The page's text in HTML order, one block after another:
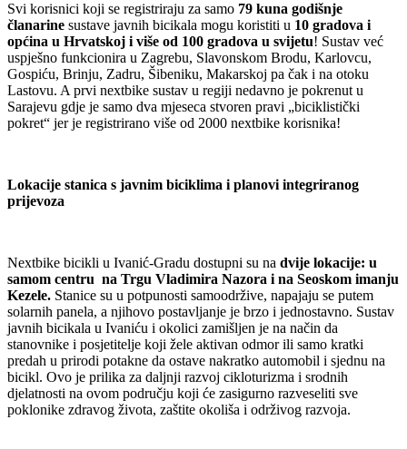
Svi korisnici koji se registriraju za samo 79 kuna godišnje
članarine sustave javnih bicikala mogu koristiti u 10 gradova i
općina u Hrvatskoj i više od 100 gradova u svijetu! Sustav već
uspješno funkcionira u Zagrebu, Slavonskom Brodu, Karlovcu,
Gospiću, Brinju, Zadru, Šibeniku, Makarskoj pa čak i na otoku
Lastovu. A prvi nextbike sustav u regiji nedavno je pokrenut u
Sarajevu gdje je samo dva mjeseca stvoren pravi „biciklistički
pokret“ jer je registrirano više od 2000 nextbike korisnika!
Lokacije stanica s javnim biciklima i planovi integriranog
prijevoza
Nextbike bicikli u Ivanić-Gradu dostupni su na dvije lokacije: u
samom centru na Trgu Vladimira Nazora i na Seoskom imanju
Kezele. Stanice su u potpunosti samoodržive, napajaju se putem
solarnih panela, a njihovo postavljanje je brzo i jednostavno. Sustav
javnih bicikala u Ivaniću i okolici zamišljen je na način da
stanovnike i posjetitelje koji žele aktivan odmor ili samo kratki
predah u prirodi potakne da ostave nakratko automobil i sjednu na
bicikl. Ovo je prilika za daljnji razvoj cikloturizma i srodnih
djelatnosti na ovom području koji će zasigurno razveseliti sve
poklonike zdravog života, zaštite okoliša i održivog razvoja.